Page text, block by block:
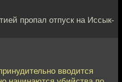
пропал отпуск на Иссык-
вводится